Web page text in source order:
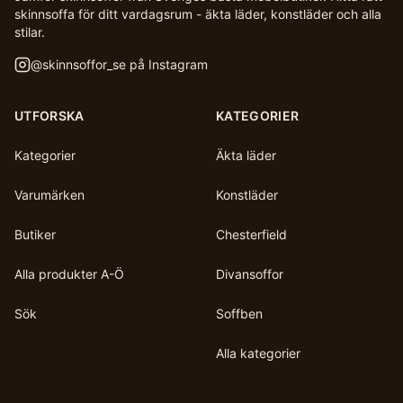
skinnsoffa för ditt vardagsrum - äkta läder, konstläder och alla
stilar.
@skinnsoffor_se på Instagram
UTFORSKA
Kategorier
Varumärken
Butiker
Alla produkter A-Ö
Sök
KATEGORIER
Äkta läder
Konstläder
Chesterfield
Divansoffor
Soffben
Alla kategorier